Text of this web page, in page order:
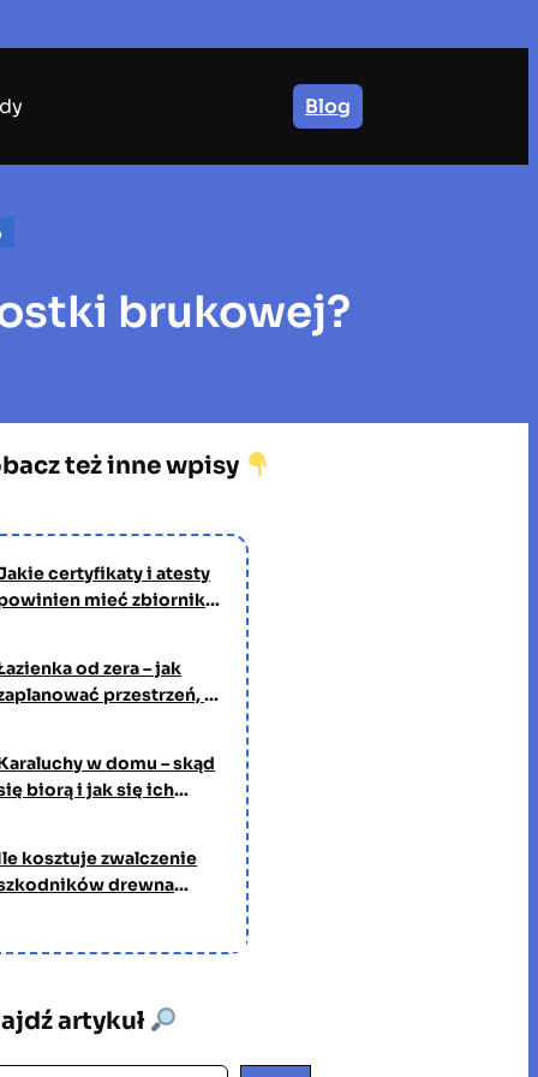
Blog
brukowej?
też inne wpisy
certyfikaty i atesty
mieć zbiornik
od zera – jak
przestrzeń, w
w domu – skąd
biorą i jak się ich
kosztuje zwalczenie
drewna
artykuł